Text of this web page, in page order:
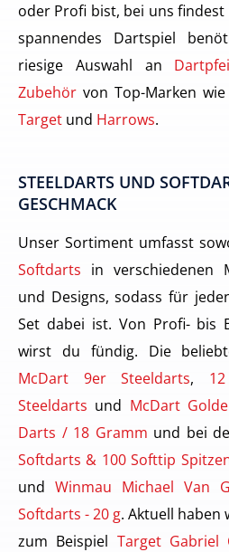
oder Profi bist, bei uns
spannendes Dartspiel
riesige Auswahl an
Zubehör von Top-Marken wie
Target und Harrows.
STEELDARTS UND
GESCHMACK
Unser Sortiment umfasst
Softdarts in verschiedenen
und Designs, sodass für
Set dabei ist. Von Profi- bis
wirst du fündig. Die
McDart 9er Steeldarts,
Steeldarts und McDart
Darts / 18 Gramm und bei
Softdarts & 100 Softtip
und Winmau Michael Van
Softdarts - 20 g. Aktuell haben
zum Beispiel Target Gabriel